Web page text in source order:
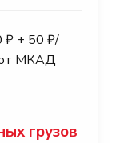
₽ + 50 ₽/
МКАД
грузов